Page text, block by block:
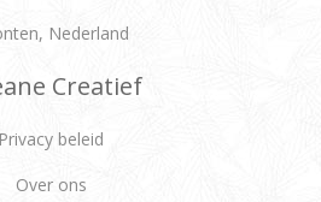
Nederland
Creatief
Privacy beleid
Over ons